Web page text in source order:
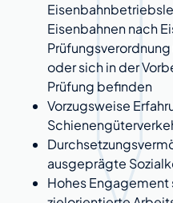
Eisenbahnen nach
Prüfungsverordnung
oder sich in der
Prüfung befinden
Vorzugsweise
ausgeprägte
Hohes